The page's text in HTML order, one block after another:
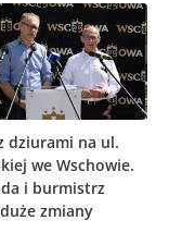
dziurami na ul.
we Wschowie.
i burmistrz
zmiany